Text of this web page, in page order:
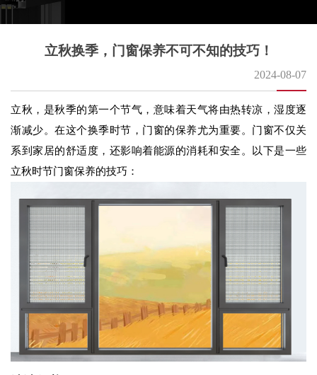
立秋换季，门窗保养不可不知的技巧！
2024-08-07
立秋，是秋季的第一个节气，意味着天气将由热转凉，湿度逐
渐减少。在这个换季时节，门窗的保养尤为重要。门窗不仅关
系到家居的舒适度，还影响着能源的消耗和安全。以下是一些
立秋时节门窗保养的技巧：